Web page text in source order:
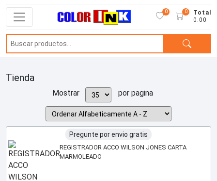
0
Total
0.00
0
Tienda
Mostrar por pagina
Pregunte por envio gratis
REGISTRADOR ACCO WILSON JONES CARTA
MARMOLEADO